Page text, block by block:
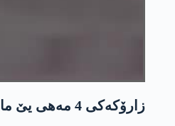
زارۆکەکی 4 مەهی یێ مالباتەکە کۆچبەرا عه‌فرینی پشتی كو ژ هه‌رێما شه‌هبایێ كۆچبه‌ری ته‌بقایێ بووین، ئیرۆ ژ سەرما جانێ خوە ژ دەست دا.